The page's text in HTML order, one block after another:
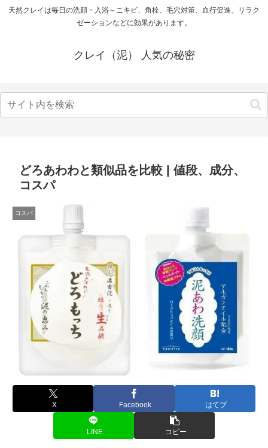
天然クレイは毎日の洗顔・入浴～ニキビ、角栓、毛穴対策、血行促進、リラク
ゼーションなどに効果があります。
クレイ（泥） 人気の秘密
どろあわわと類似品を比較 | 値段、成分、
コスパ
コスパ
X Facebook はてブ
LINE コピー